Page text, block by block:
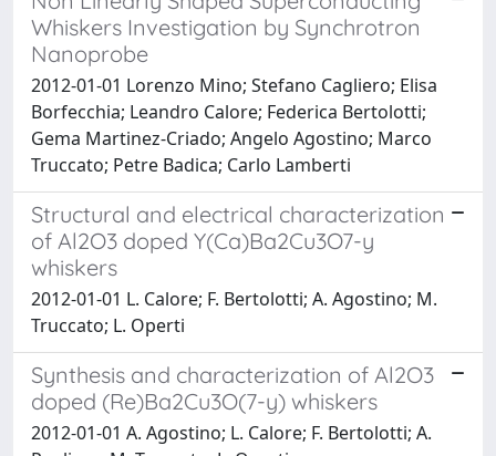
Whiskers Investigation by Synchrotron
Nanoprobe
2012-01-01 Lorenzo Mino; Stefano Cagliero; Elisa
Borfecchia; Leandro Calore; Federica Bertolotti;
Gema Martinez-Criado; Angelo Agostino; Marco
Truccato; Petre Badica; Carlo Lamberti
Structural and electrical characterization
of Al2O3 doped Y(Ca)Ba2Cu3O7-y
whiskers
2012-01-01 L. Calore; F. Bertolotti; A. Agostino; M.
Truccato; L. Operti
Synthesis and characterization of Al2O3
doped (Re)Ba2Cu3O(7-y) whiskers
2012-01-01 A. Agostino; L. Calore; F. Bertolotti; A.